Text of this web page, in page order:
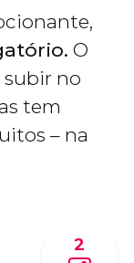
O
subir no
tem
– na
2